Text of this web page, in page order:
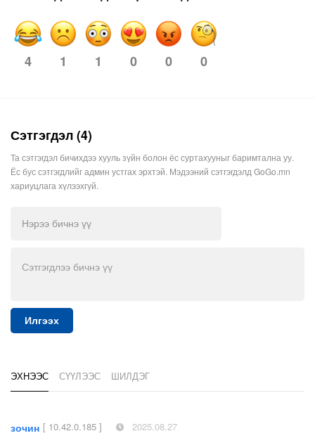
4 1 1 0 0 0
Сэтгэгдэл (4)
Та сэтгэгдэл бичихдээ хууль зүйн болон ёс суртахууныг баримтална уу.
Ёс бус сэтгэгдлийг админ устгах эрхтэй. Мэдээний сэтгэгдэлд GoGo.mn
хариуцлага хүлээхгүй.
Илгээх
ЭХНЭЭС СҮҮЛЭЭС ШИЛДЭГ
зочин [ 10.42.0.185 ] 2025.08.27